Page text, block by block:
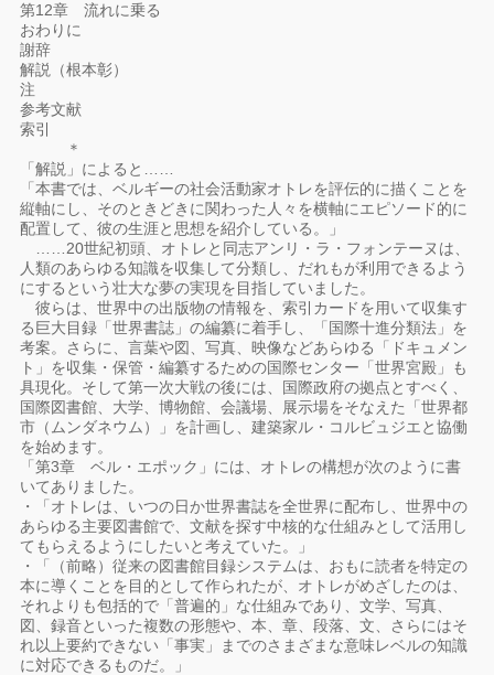
第12章 流れに乗る
おわりに
謝辞
解説（根本彰）
注
参考文献
索引
＊
「解説」によると……
「本書では、ベルギーの社会活動家オトレを評伝的に描くことを
縦軸にし、そのときどきに関わった人々を横軸にエピソード的に
配置して、彼の生涯と思想を紹介している。」
……20世紀初頭、オトレと同志アンリ・ラ・フォンテーヌは、
人類のあらゆる知識を収集して分類し、だれもが利用できるよう
にするという壮大な夢の実現を目指していました。
彼らは、世界中の出版物の情報を、索引カードを用いて収集す
る巨大目録「世界書誌」の編纂に着手し、「国際十進分類法」を
考案。さらに、言葉や図、写真、映像などあらゆる「ドキュメン
ト」を収集・保管・編纂するための国際センター「世界宮殿」も
具現化。そして第一次大戦の後には、国際政府の拠点とすべく、
国際図書館、大学、博物館、会議場、展示場をそなえた「世界都
市（ムンダネウム）」を計画し、建築家ル・コルビュジエと協働
を始めます。
「第3章 ベル・エポック」には、オトレの構想が次のように書
いてありました。
・「オトレは、いつの日か世界書誌を全世界に配布し、世界中の
あらゆる主要図書館で、文献を探す中核的な仕組みとして活用し
てもらえるようにしたいと考えていた。」
・「（前略）従来の図書館目録システムは、おもに読者を特定の
本に導くことを目的として作られたが、オトレがめざしたのは、
それよりも包括的で「普遍的」な仕組みであり、文学、写真、
図、録音といった複数の形態や、本、章、段落、文、さらにはそ
れ以上要約できない「事実」までのさまざまな意味レベルの知識
に対応できるものだ。」